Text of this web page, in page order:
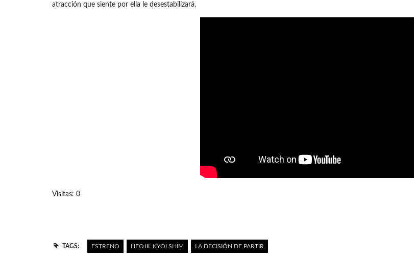
atracción que siente por ella le desestabilizará.
Visitas: 0
TAGS: ESTRENO HEOJIL KYOLSHIM LA DECISIÓN DE PARTIR